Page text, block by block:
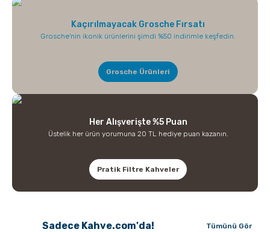
Kaçırılmayacak Grosche Fırsatı
Grosche'nin ikonik ürünlerini şimdi %50 indirimle keşfedin.
Grosche Ürünleri
Her Alışverişte %5 Puan
Üstelik her ürün yorumuna 20 TL hediye puan kazanın.
Pratik Filtre Kahveler
Sadece Kahve.com'da! Tümünü Gör